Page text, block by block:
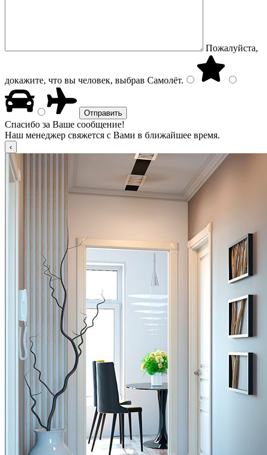
Пожалуйста,
докажите, что вы человек, выбрав Самолёт.
Спасибо за Ваше сообщение!
Наш менеджер свяжется с Вами в ближайшее время.